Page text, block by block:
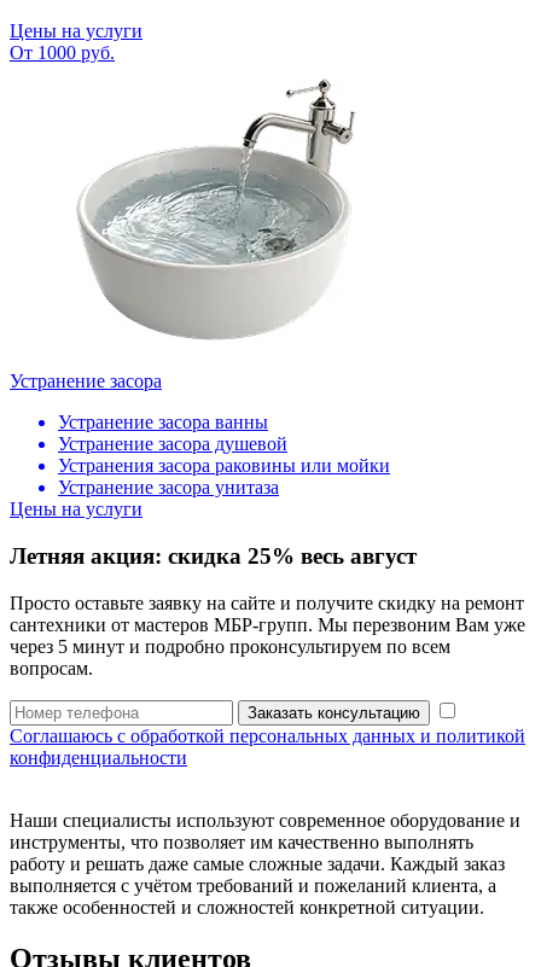
Цены на услуги
От 1000 руб.
Устранение засора
Устранение засора ванны
Устранение засора душевой
Устранения засора раковины или мойки
Устранение засора унитаза
Цены на услуги
Летняя акция: скидка 25% весь август
Просто оставьте заявку на сайте и получите скидку на ремонт
сантехники от мастеров МБР-групп. Мы перезвоним Вам уже
через 5 минут и подробно проконсультируем по всем
вопросам.
Заказать консультацию
Соглашаюсь с обработкой персональных данных и политикой
конфиденциальности
Наши специалисты используют современное оборудование и
инструменты, что позволяет им качественно выполнять
работу и решать даже самые сложные задачи. Каждый заказ
выполняется с учётом требований и пожеланий клиента, а
также особенностей и сложностей конкретной ситуации.
Отзывы клиентов